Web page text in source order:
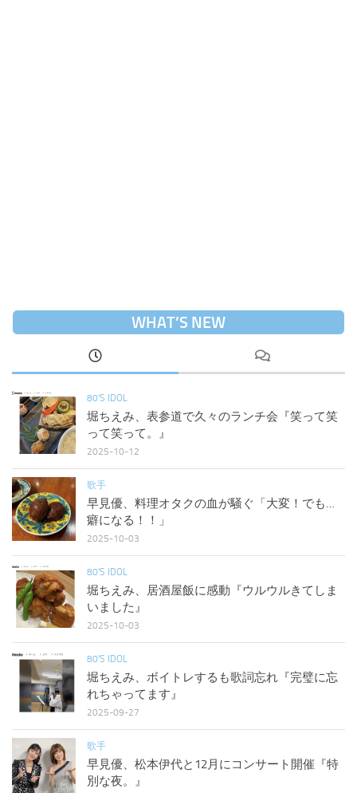
WHAT’S NEW
80'S IDOL
堀ちえみ、表参道で久々のランチ会『笑って笑
って笑って。』
2025-10-12
歌手
早見優、料理オタクの血が騒ぐ「大変！でも…
癖になる！！」
2025-10-03
80'S IDOL
堀ちえみ、居酒屋飯に感動『ウルウルきてしま
いました』
2025-10-03
80'S IDOL
堀ちえみ、ボイトレするも歌詞忘れ『完璧に忘
れちゃってます』
2025-09-27
歌手
早見優、松本伊代と12月にコンサート開催『特
別な夜。』